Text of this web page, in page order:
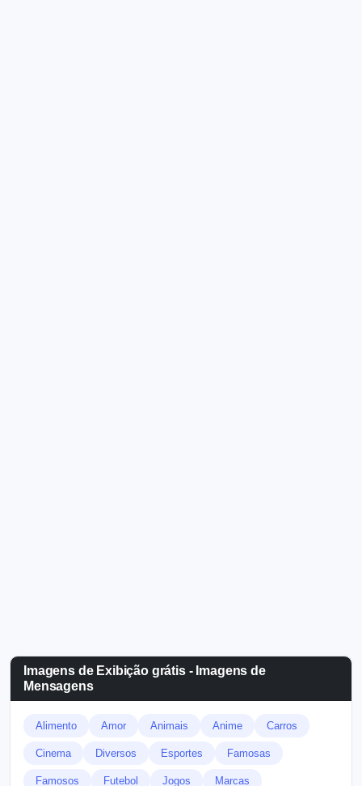
Imagens de Exibição grátis - Imagens de
Mensagens
Alimento Amor Animais Anime Carros
Cinema Diversos Esportes Famosas
Famosos Futebol Jogos Marcas